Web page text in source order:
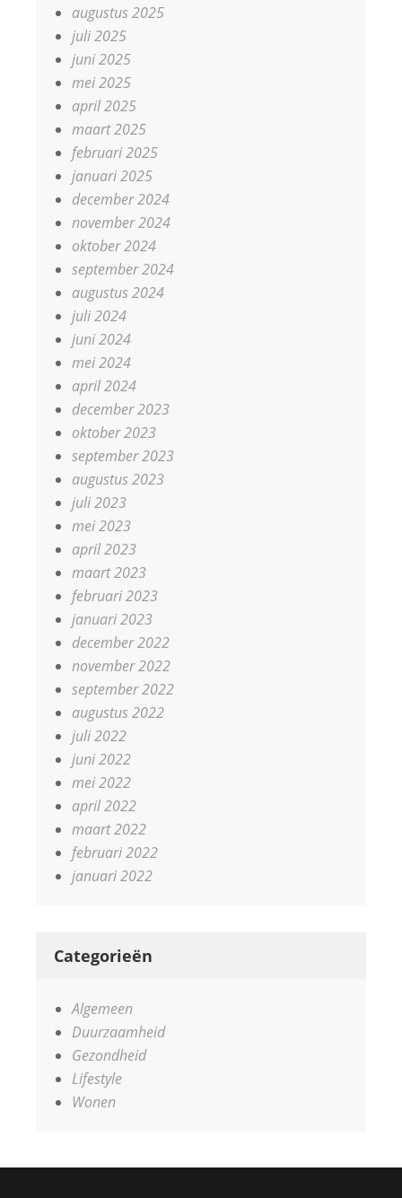
augustus 2025
juli 2025
juni 2025
mei 2025
april 2025
maart 2025
februari 2025
januari 2025
december 2024
november 2024
oktober 2024
september 2024
augustus 2024
juli 2024
juni 2024
mei 2024
april 2024
december 2023
oktober 2023
september 2023
augustus 2023
juli 2023
mei 2023
april 2023
maart 2023
februari 2023
januari 2023
december 2022
november 2022
september 2022
augustus 2022
juli 2022
juni 2022
mei 2022
april 2022
maart 2022
februari 2022
januari 2022
Categorieën
Algemeen
Duurzaamheid
Gezondheid
Lifestyle
Wonen